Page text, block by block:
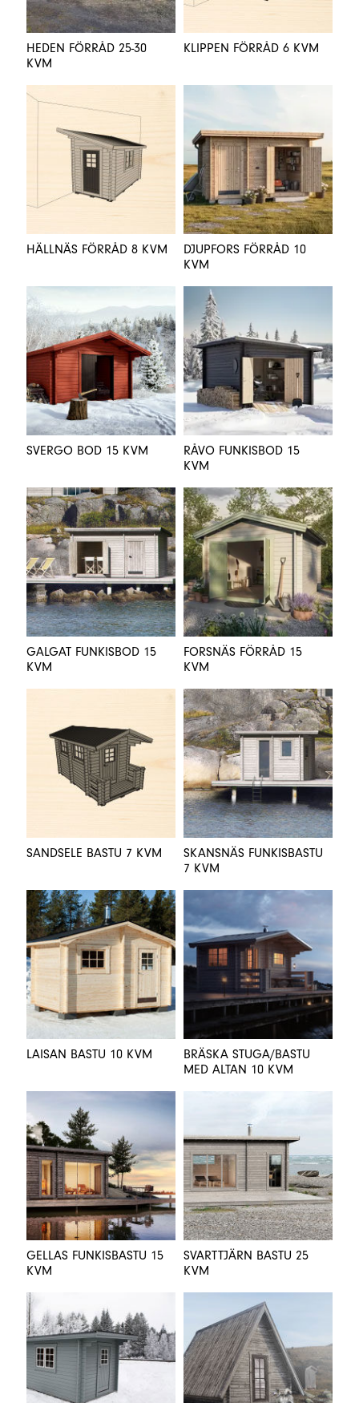
HEDEN FÖRRÅD 25-30
KVM
KLIPPEN FÖRRÅD 6 KVM
HÄLLNÄS FÖRRÅD 8 KVM
DJUPFORS FÖRRÅD 10
KVM
SVERGO BOD 15 KVM
RÅVO FUNKISBOD 15
KVM
GALGAT FUNKISBOD 15
KVM
FORSNÄS FÖRRÅD 15
KVM
SANDSELE BASTU 7 KVM
SKANSNÄS FUNKISBASTU
7 KVM
LAISAN BASTU 10 KVM
BRÄSKA STUGA/BASTU
MED ALTAN 10 KVM
GELLAS FUNKISBASTU 15
KVM
SVARTTJÄRN BASTU 25
KVM